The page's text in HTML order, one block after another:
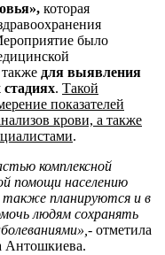
которая
было
для выявления
. Такой
показателей
крови, а также
.
комплексной
помощи населению
планируются и в
людям сохранять
отметила
Антошкиева.